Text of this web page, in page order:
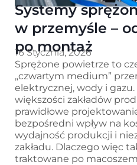
Systemy
w przemyśle –
po montaż
16 Stycznia, 2026
Sprężone powietrze to
„czwartym medium”
elektrycznej, wody i
większości zakładów
prawidłowe
bezpośredni wpływ na
wydajność produkcji i
zakładu. Dlaczego więc
traktowane po